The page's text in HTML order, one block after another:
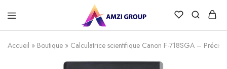
Accueil » Boutique » Calculatrice scientifique Canon F-718SGA –